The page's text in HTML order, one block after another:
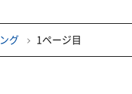
グ 1ページ目